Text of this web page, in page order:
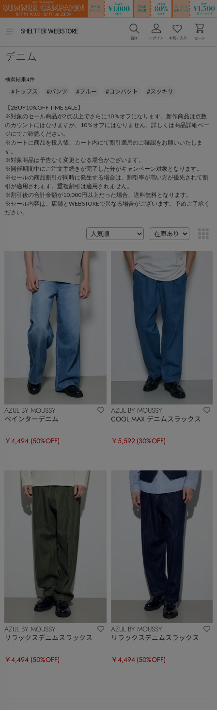
ー
く
デニム
検索結果4件
#トップス #パンツ #ブルー #コンパクト #スッキリ
【2BUY10%OFF TIME SALE】
※対象のセール商品が2点以上でさらに10％オフになります。新作商品は点数
のカウントにはなりますが、10％オフにはなりません。詳しくは商品詳細ペー
ジにてご確認ください。
※カートに商品を投入後、カート内にて割引適用のご確認をお願いいたしま
す。
※対象商品は予告なく変更となる場合がございます。
※開催期間中にご注文手続きが完了した分がキャンペーン対象となります。
※セールの商品割引が同時に発生する場合は、割引率が高い方が優先されて割
引が適用されます。重複割引は適用されません。
※割引後の合計金額が10,000円以上だった場合、送料無料となります。
※セール内容は、店舗とWEBSTOREで異なる場合がございます。予めご了承く
ださい。
AZUL BY MOUSSY
ペインターデニム
￥4,494 (50%OFF)
AZUL BY MOUSSY
COOL MAX デニムスラックス
￥5,592 (30%OFF)
AZUL BY MOUSSY
リラックスデニムスラックス
￥4,494 (50%OFF)
AZUL BY MOUSSY
リラックスデニムスラックス
￥4,494 (50%OFF)